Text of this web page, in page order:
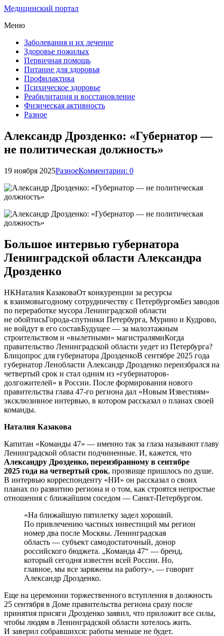
Медицинский портал
Меню
Заболевания и их лечение
Здоровье пожилых
Первичная помощь
Питание для здоровья
Профилактика
Психическое здоровье
Реабилитация и восстановление
Физическая активность
Разное
Александр Дрозденко: «Губернатор —
не политическая должность»
19 ноября 2025РазноеКомментарии: 0
Большое интервью губернатора
Ленинградской области Александра
Дрозденко
НКНаталия КазаковаОт конкуренции за ресурсы
к взаимовыгодному сотрудничеству с ПетербургомБез заводов
по переработке мусора Ленинградской области
не обойтисьГорода-спутники Петербурга, Мурино и Кудрово,
не войдут в его составБудущее — за малоэтажным
строительством и «вылетными» магистралямиКогда
правительство Ленинградской области уедет из Петербурга?
Блицопрос для губернатора ДрозденкоВ сентябре 2025 года
губернатор Ленобласти Александр Дрозденко переизбрался на
четвертый срок и стал одним из «губернаторов-
долгожителей» в России. После формирования нового
правительства глава 47-го региона дал «Новым Известиям»
эксклюзивное интервью, в котором рассказал о планах своей
команды.
Наталия Казакова
Капитан «Команды 47» — именно так за глаза называют главу
Ленинградской области подчиненные. И, кажется, что
Александру Дрозденко, переизбранному в сентябре
2025 года на четвертый срок, прозвище пришлось по душе.
В интервью корреспонденту «НИ» он рассказал о своих
планах по развитию региона и о том, как строятся непростые
отношения с ближайшим соседом — Санкт-Петербургом.
«На ближайшую пятилетку задел хороший.
По привлечению частных инвестиций мы регион
номер два после Москвы. Ленинградская
область — субъект самодостаточный, донор
российского бюджета. „Команда 47“ — бренд,
который сегодня известен всей России. Но,
главное, мы все заряжены на работу», — говорит
Александр Дрозденко.
Еще на церемонии торжественного вступления в должность
25 сентября в Доме правительства региона сразу после
принятия присяги Дрозденко заявил, что приложит все силы,
чтобы людям в Ленинградской области хотелось жить.
И заверил собравшихся: работы меньше не будет.